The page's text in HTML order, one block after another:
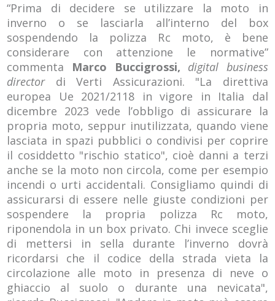
“Prima di decidere se utilizzare la moto in
inverno o se lasciarla all’interno del box
sospendendo la polizza Rc moto, è bene
considerare con attenzione le normative”
commenta Marco Buccigrossi, digital business
directordi Verti Assicurazioni. "La direttiva
europea Ue 2021/2118 in vigore in Italia dal
dicembre 2023 vede l’obbligo di assicurare la
propria moto, seppur inutilizzata, quando viene
lasciata in spazi pubblici o condivisi per coprire
il cosiddetto "rischio statico", cioè danni a terzi
anche se la moto non circola, come per esempio
incendi o urti accidentali. Consigliamo quindi di
assicurarsi di essere nelle giuste condizioni per
sospendere la propria polizza Rc moto,
riponendola in un box privato. Chi invece sceglie
di mettersi in sella durante l’inverno dovrà
ricordarsi che il codice della strada vieta la
circolazione alle moto in presenza di neve o
ghiaccio al suolo o durante una nevicata",